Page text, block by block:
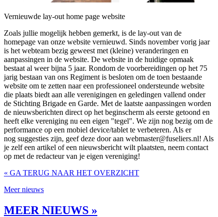
Vernieuwde lay-out home page website
Zoals jullie mogelijk hebben gemerkt, is de lay-out van de
homepage van onze website vernieuwd. Sinds november vorig jaar
is het webteam bezig geweest met (kleine) veranderingen en
aanpassingen in de website. De website in de huidige opmaak
bestaat al weer bijna 5 jaar. Rondom de voorbereidingen op het 75
jarig bestaan van ons Regiment is besloten om de toen bestaande
website om te zetten naar een professioneel ondersteunde website
die plaats biedt aan alle verenigingen en geledingen vallend onder
de Stichting Brigade en Garde. Met de laatste aanpassingen worden
de nieuwsberichten direct op het beginscherm als eerste getoond en
heeft elke vereniging nu een eigen "tegel". We zijn nog bezig om de
performance op een mobiel device/tablet te verbeteren. Als er
nog suggesties zijn, geef deze door aan webmaster@fuseliers.nl! Als
je zelf een artikel of een nieuwsbericht wilt plaatsten, neem contact
op met de redacteur van je eigen vereniging!
« GA TERUG NAAR HET OVERZICHT
Meer nieuws
MEER NIEUWS »